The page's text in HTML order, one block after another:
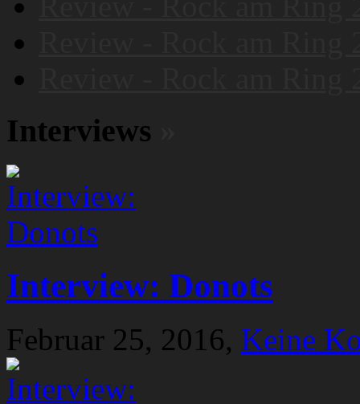
Interviews
Interview: Donots
Februar 25, 2016, Keine